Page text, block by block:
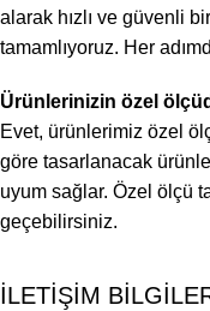
alarak hızlı ve güvenli
tamamlıyoruz. Her
Ürünlerinizin özel
Evet, ürünlerimiz özel
göre tasarlanacak
uyum sağlar. Özel ölçü
geçebilirsiniz.
İLETİŞİM